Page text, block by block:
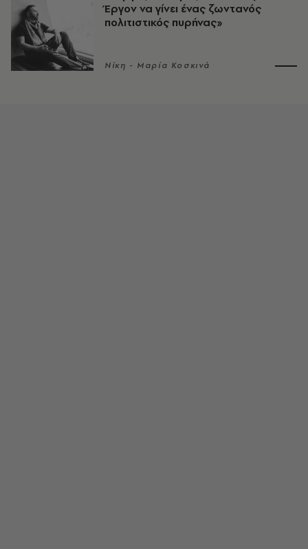
Έργον να γίνει ένας ζωντανός
πολιτιστικός πυρήνας»
Νίκη - Μαρία Κοσκινά